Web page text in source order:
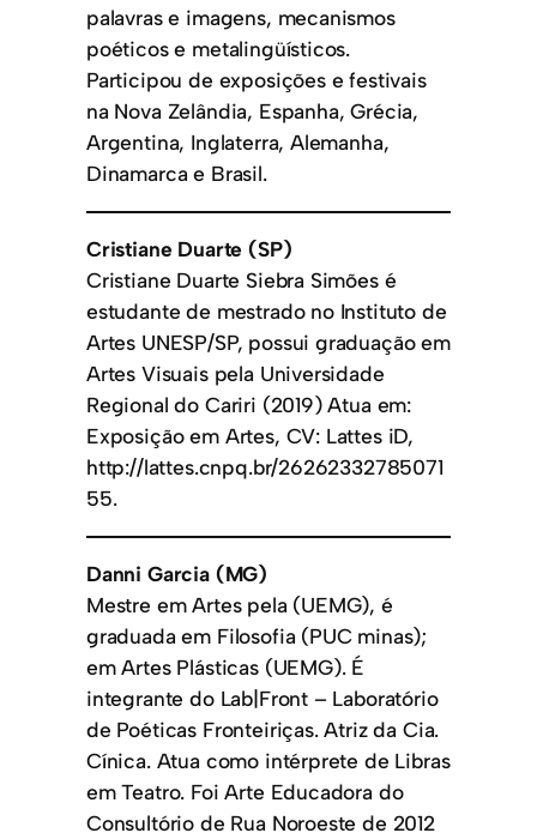
palavras e imagens, mecanismos
poéticos e metalingüísticos.
Participou de exposições e festivais
na Nova Zelândia, Espanha, Grécia,
Argentina, Inglaterra, Alemanha,
Dinamarca e Brasil.
Cristiane Duarte (SP)
Cristiane Duarte Siebra Simões é
estudante de mestrado no Instituto de
Artes UNESP/SP, possui graduação em
Artes Visuais pela Universidade
Regional do Cariri (2019) Atua em:
Exposição em Artes, CV: Lattes iD,
http://lattes.cnpq.br/26262332785071
55.
Danni Garcia (MG)
Mestre em Artes pela (UEMG), é
graduada em Filosofia (PUC minas);
em Artes Plásticas (UEMG). É
integrante do Lab|Front – Laboratório
de Poéticas Fronteiriças. Atriz da Cia.
Cínica. Atua como intérprete de Libras
em Teatro. Foi Arte Educadora do
Consultório de Rua Noroeste de 2012